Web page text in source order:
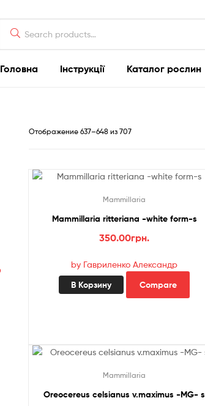
for:
Головна Інструкції Каталог рослин
Отображение 637–648 из 707Сортировка:
Mammillaria
Mammillaria ritteriana -white form-s
350.00грн.
by Гавриленко Александр
В Корзину Compare
Mammillaria
Oreocereus celsianus v.maximus -MG- s